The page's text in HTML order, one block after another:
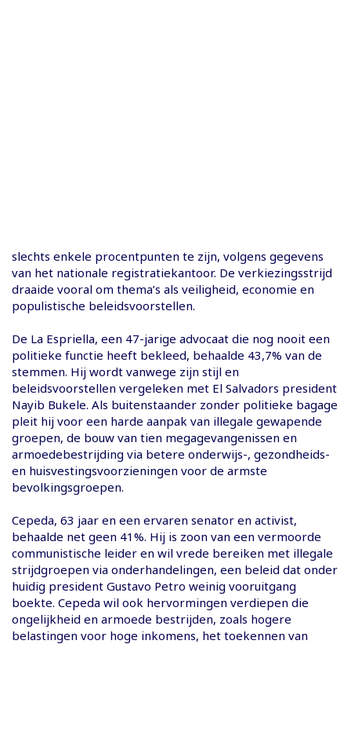
slechts enkele procentpunten te zijn, volgens gegevens
van het nationale registratiekantoor. De verkiezingsstrijd
draaide vooral om thema’s als veiligheid, economie en
populistische beleidsvoorstellen.
De La Espriella, een 47-jarige advocaat die nog nooit een
politieke functie heeft bekleed, behaalde 43,7% van de
stemmen. Hij wordt vanwege zijn stijl en
beleidsvoorstellen vergeleken met El Salvadors president
Nayib Bukele. Als buitenstaander zonder politieke bagage
pleit hij voor een harde aanpak van illegale gewapende
groepen, de bouw van tien megagevangenissen en
armoedebestrijding via betere onderwijs-, gezondheids-
en huisvestingsvoorzieningen voor de armste
bevolkingsgroepen.
Cepeda, 63 jaar en een ervaren senator en activist,
behaalde net geen 41%. Hij is zoon van een vermoorde
communistische leider en wil vrede bereiken met illegale
strijdgroepen via onderhandelingen, een beleid dat onder
huidig president Gustavo Petro weinig vooruitgang
boekte. Cepeda wil ook hervormingen verdiepen die
ongelijkheid en armoede bestrijden, zoals hogere
belastingen voor hoge inkomens, het toekennen van